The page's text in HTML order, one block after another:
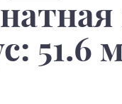
51.6